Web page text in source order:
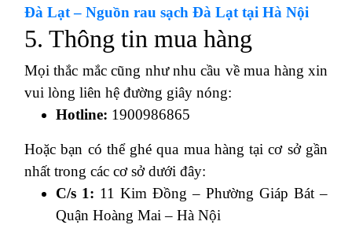
Đà Lạt – Nguồn rau sạch Đà Lạt tại Hà Nội
5. Thông tin mua hàng
Mọi thắc mắc cũng như nhu cầu về mua hàng xin
vui lòng liên hệ đường giây nóng:
Hotline: 1900986865
Hoặc bạn có thể ghé qua mua hàng tại cơ sở gần
nhất trong các cơ sở dưới đây:
C/s 1: 11 Kim Đồng – Phường Giáp Bát –
Quận Hoàng Mai – Hà Nội